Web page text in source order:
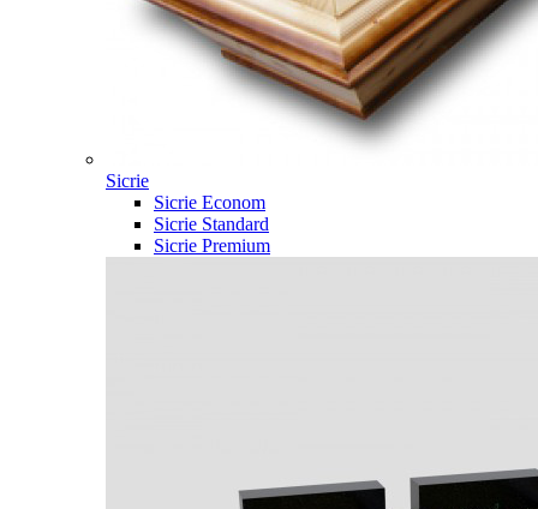
Sicrie
Sicrie Econom
Sicrie Standard
Sicrie Premium